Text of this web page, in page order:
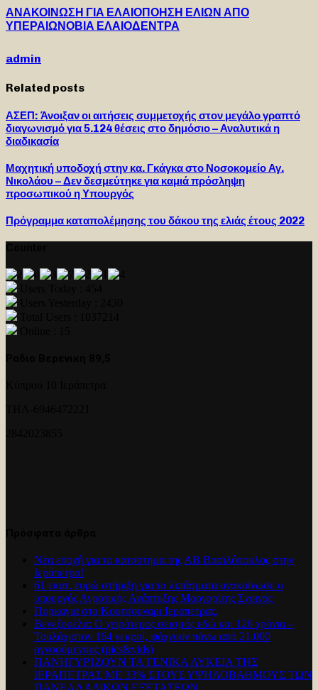
ΑΝΑΚΟΙΝΩΣΗ ΓΙΑ ΕΛΑΙΟΠΟΗΣΗ ΕΛΙΩΝ ΑΠΟ
ΥΠΕΡΑΙΩΝΟΒΙΑ ΕΛΑΙΟΔΕΝΤΡΑ
admin
Related posts
ΑΣΕΠ: Άνοιξαν οι αιτήσεις συμμετοχής στον μεγάλο γραπτό
διαγωνισμό για 5.124 θέσεις στο δημόσιο – Αναλυτικά η
διαδικασία
Μαχητική υποδοχή στην κα. Γκάγκα στο Νοσοκομείο Αγ.
Νικολάου – Δεν δεσμεύτηκε για καμιά πρόσληψη
προσωπικού η Υπουργός
Πρόγραμμα καταπολέμησης του δάκου της ελιάς έτους 2022
Νέα εποχή για το καταστημα της ΑΒ Βασιλόπουλος στην
Ιεράπετρα!
61 εκατ. ευρώ στήριξη για τα λιπάσματα ανακοίνωσε ο
υπουργός Αγροτικής Ανάπτυξης Μαργαρίτης Σχοινάς
Πυρκαγια στο Κουτσουναρι Ιεραπετρας.
Βενεζουέλα: Ο χειρότερος σεισμός εδώ και 126 χρόνια –
Τουλάχιστον 164 νεκροί, ψάχνουν πάνω από 21.000
αγνοούμενους (pics&vids)
ΠΑΝΗΓΥΡΊΖΟΥΝ ΤΑ ΓΕΝΙΚΑ ΛΥΚΕΙΑ ΤΗΣ
ΙΕΡΑΠΕΤΡΑΣ ΜΕ 33% ΣΤΟΥΣ ΥΨΗΛΟΒΑΘΜΟΥΣ ΤΩΝ
ΠΑΝΕΛΛΑΔΙΚΩΝ ΕΞΕΤΑΣΕΩΝ